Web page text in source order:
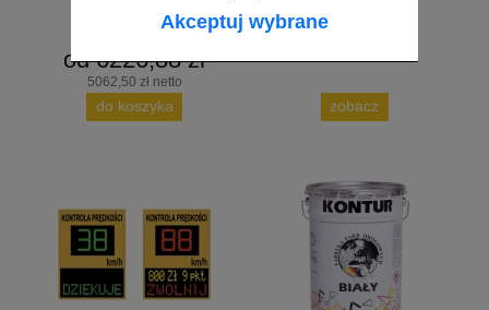
Akceptuj wybrane
od 6226,88 zł
5062,50 zł netto
do koszyka zobacz